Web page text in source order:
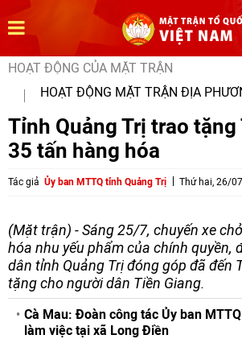
HOẠT ĐỘNG CỦA MẶT TRẬN
HOẠT ĐỘNG MẶT TRẬN ĐỊA
Tỉnh Quảng Trị trao tặng
35 tấn hàng hóa
Tác giả Ủy ban MTTQ tỉnh Quảng Trị Thứ hai, 26/
(Mặt trận) - Sáng 25/7, chuyến xe
hóa nhu yếu phẩm của chính quyền,
dân tỉnh Quảng Trị đóng góp đã đến
tặng cho người dân Tiền Giang.
Cà Mau: Đoàn công tác Ủy ban
làm việc tại xã Long Điền